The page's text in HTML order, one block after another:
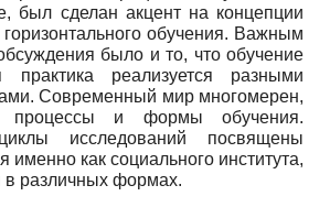
был сделан акцент на концепции
горизонтального обучения. Важным
было и то, что обучение
практика реализуется разными
Современный мир многомерен,
процессы и формы обучения.
исследований посвящены
именно как социального института,
в различных формах.